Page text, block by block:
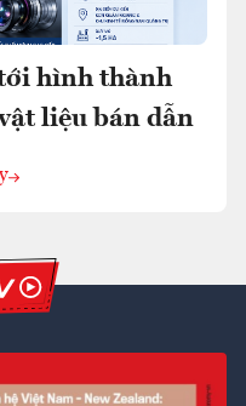
hình thành
liệu bán dẫn